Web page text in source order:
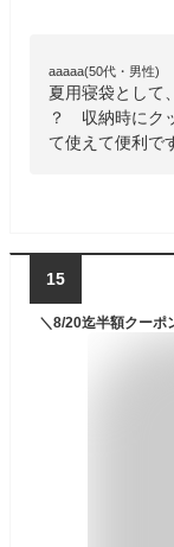
aaaaa(50代・男性)
夏用寝袋として
？ 収納時にク
て使えて便利で
15